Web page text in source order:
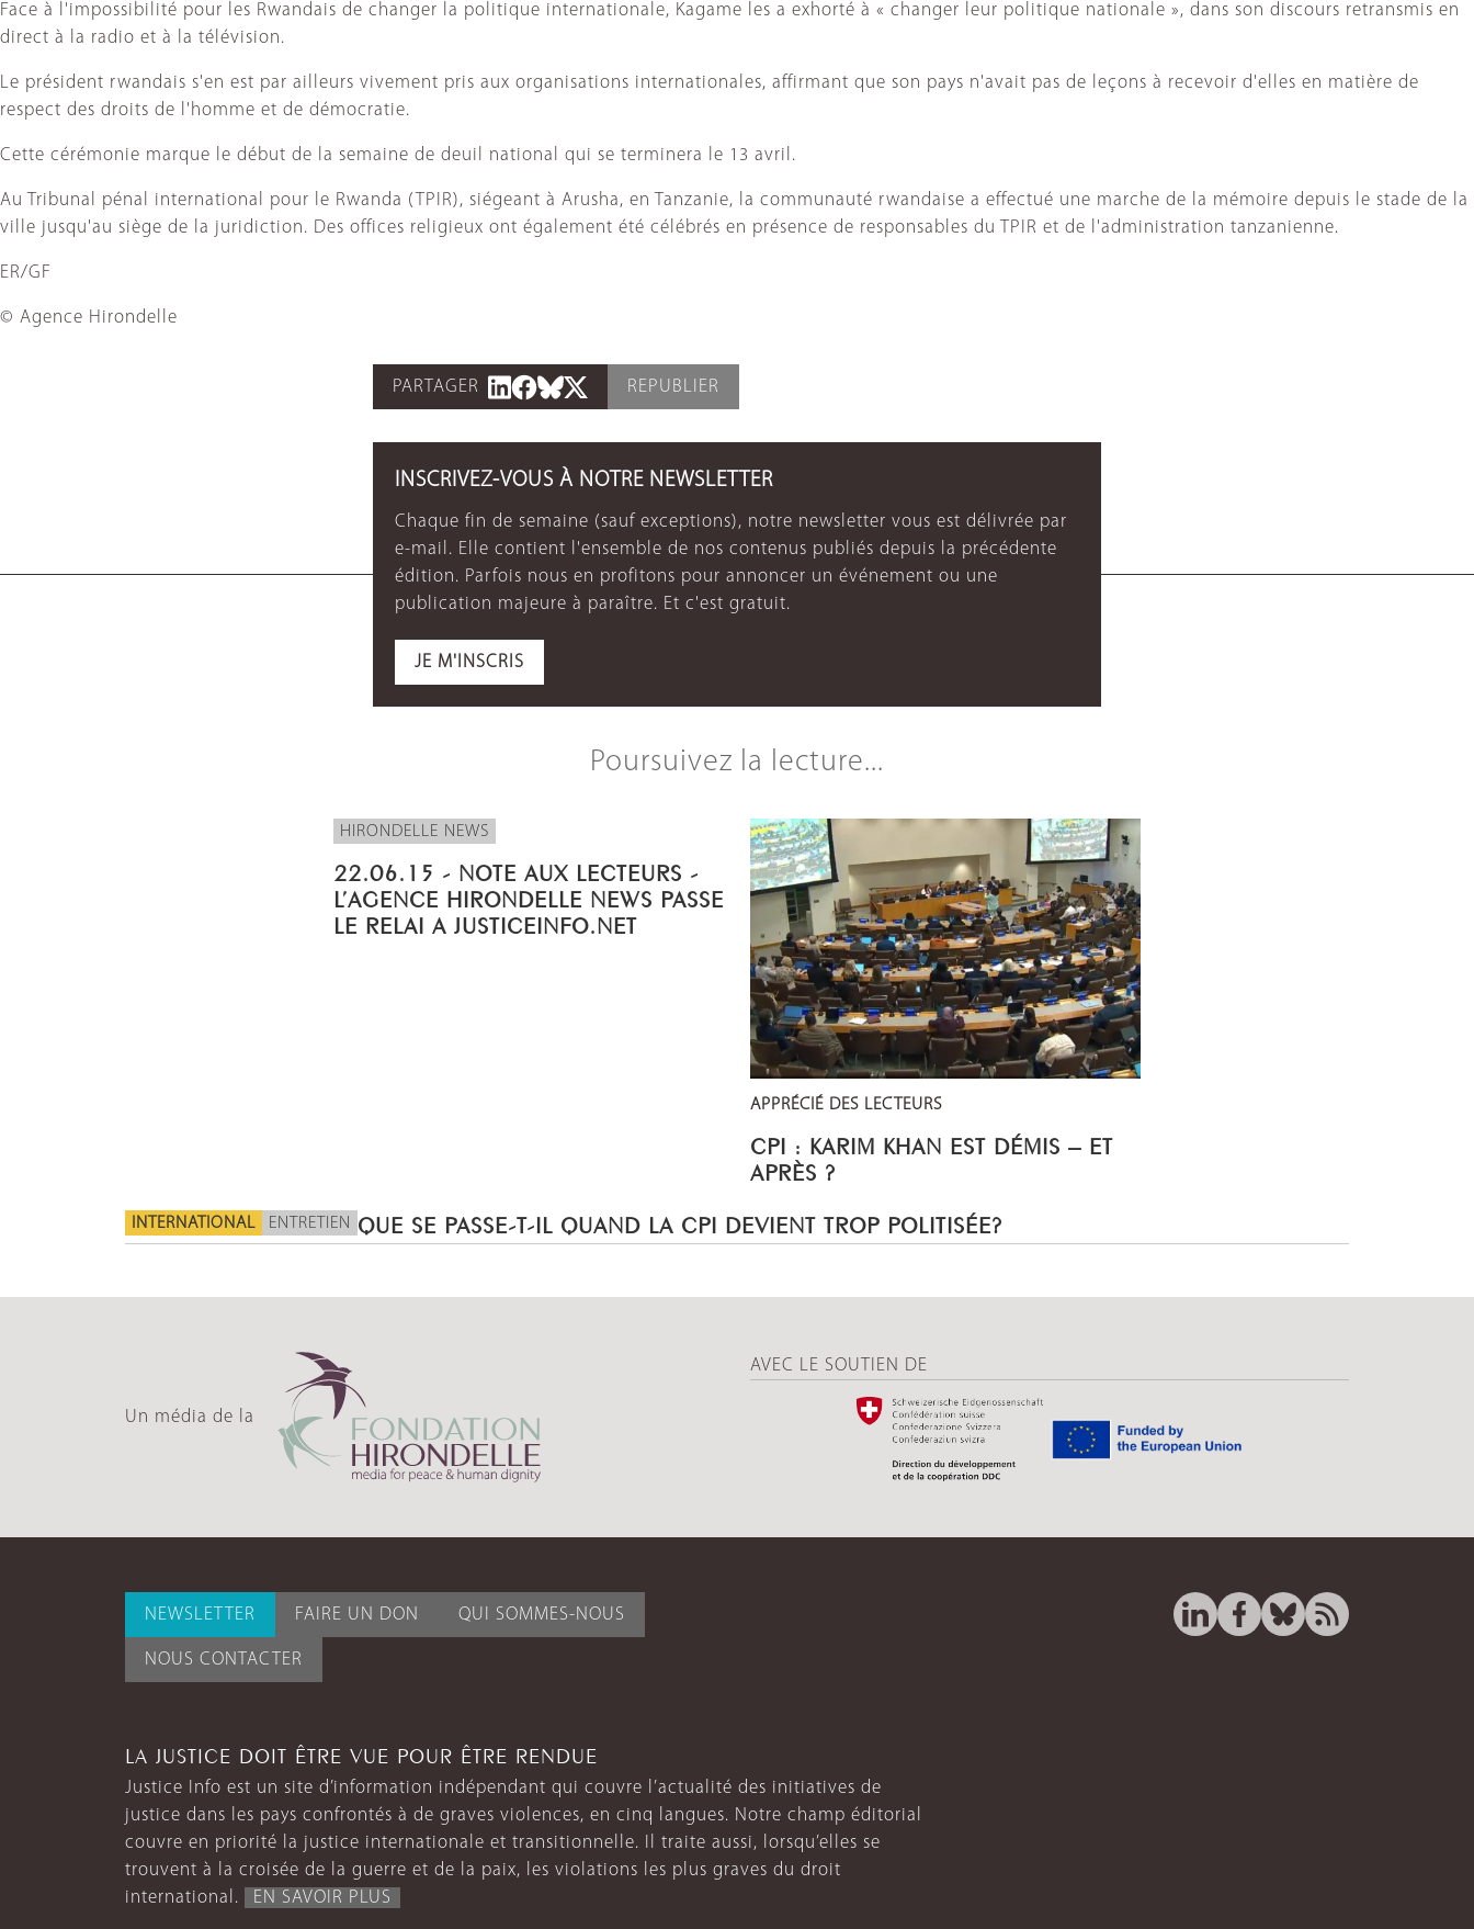
Face à l'impossibilité pour les Rwandais de changer la politique internationale, Kagame les a exhorté à « changer leur politique nationale », dans son discours retransmis en
direct à la radio et à la télévision.
Le président rwandais s'en est par ailleurs vivement pris aux organisations internationales, affirmant que son pays n'avait pas de leçons à recevoir d'elles en matière de
respect des droits de l'homme et de démocratie.
Cette cérémonie marque le début de la semaine de deuil national qui se terminera le 13 avril.
Au Tribunal pénal international pour le Rwanda (TPIR), siégeant à Arusha, en Tanzanie, la communauté rwandaise a effectué une marche de la mémoire depuis le stade de la
ville jusqu'au siège de la juridiction. Des offices religieux ont également été célébrés en présence de responsables du TPIR et de l'administration tanzanienne.
ER/GF
© Agence Hirondelle
PARTAGER REPUBLIER
INSCRIVEZ-VOUS À NOTRE NEWSLETTER
Chaque fin de semaine (sauf exceptions), notre newsletter vous est délivrée par
e-mail. Elle contient l'ensemble de nos contenus publiés depuis la précédente
édition. Parfois nous en profitons pour annoncer un événement ou une
publication majeure à paraître. Et c'est gratuit.
JE M'INSCRIS
Poursuivez la lecture...
HIRONDELLE NEWS
22.06.15 - NOTE AUX LECTEURS -
L’AGENCE HIRONDELLE NEWS PASSE
LE RELAI A JUSTICEINFO.NET
APPRÉCIÉ DES LECTEURS
CPI : KARIM KHAN EST DÉMIS – ET
APRÈS ?
INTERNATIONAL ENTRETIEN QUE SE PASSE-T-IL QUAND LA CPI DEVIENT TROP POLITISÉE?
Un média de la
AVEC LE SOUTIEN DE
NEWSLETTER FAIRE UN DON QUI SOMMES-NOUS
NOUS CONTACTER
LA JUSTICE DOIT ÊTRE VUE POUR ÊTRE RENDUE
Justice Info est un site d’information indépendant qui couvre l’actualité des initiatives de
justice dans les pays confrontés à de graves violences, en cinq langues. Notre champ éditorial
couvre en priorité la justice internationale et transitionnelle. Il traite aussi, lorsqu’elles se
trouvent à la croisée de la guerre et de la paix, les violations les plus graves du droit
international.
EN SAVOIR PLUS